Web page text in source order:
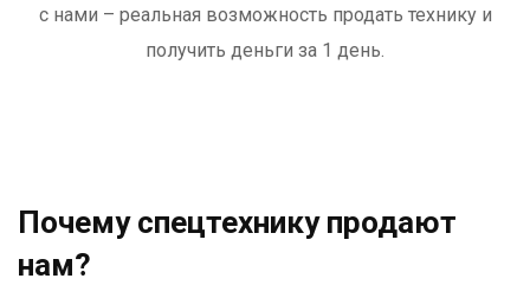
с нами – реальная возможность продать технику и
получить деньги за 1 день.
Почему спецтехнику продают
нам?